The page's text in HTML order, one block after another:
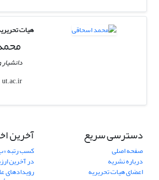
هیات
m.eshaghi
ut.ac.ir
دسترسی سریع
صفحه اصلی
درباره نشریه
اعضای هیات تحریریه
آخرین
کسب رتبه
در آخرین
رویدادهای